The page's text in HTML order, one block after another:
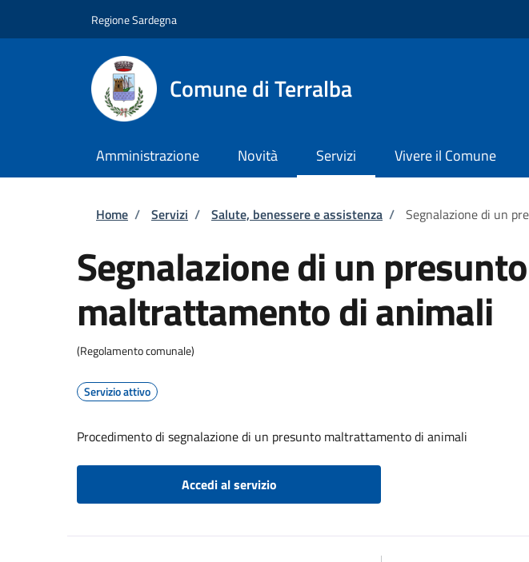
Regione Sardegna
Comune di Terralba
Amministrazione Novità Servizi Vivere il Comune
Briciole di pane
Home / Servizi / Salute, benessere e assistenza / Segnalazione di un
Segnalazione di un presunto
maltrattamento di animali
(Regolamento comunale)
Servizio attivo
Procedimento di segnalazione di un presunto maltrattamento di animali
Accedi al servizio